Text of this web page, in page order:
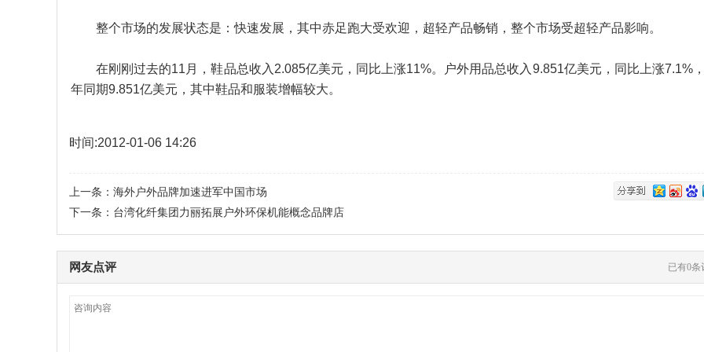
整个市场的发展状态是：快速发展，其中赤足跑大受欢迎，超轻产品畅销，整个市场受超轻产品影响。
在刚刚过去的11月，鞋品总收入2.085亿美元，同比上涨11%。户外用品总收入9.851亿美元，同比上涨7.1%
年同期9.851亿美元，其中鞋品和服装增幅较大。
时间:2012-01-06 14:26
上一条： 海外户外品牌加速进军中国市场
下一条： 台湾化纤集团力丽拓展户外环保机能概念品牌店